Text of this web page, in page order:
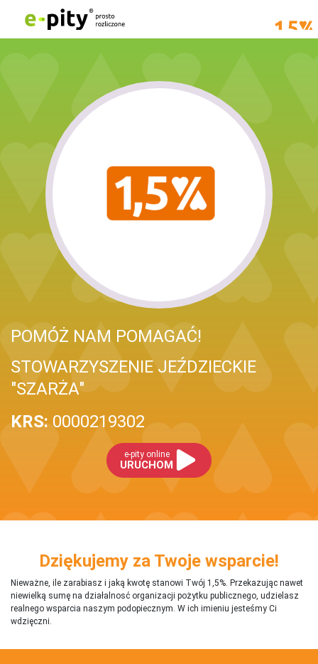
POMÓŻ NAM POMAGAĆ!
STOWARZYSZENIE JEŹDZIECKIE
"SZARŻA"
KRS: 0000219302
e-pity online
URUCHOM
Dziękujemy za Twoje wsparcie!
Nieważne, ile zarabiasz i jaką kwotę stanowi Twój 1,5%. Przekazując nawet
niewielką sumę na działalnosć organizacji pożytku publicznego, udzielasz
realnego wsparcia naszym podopiecznym. W ich imieniu jesteśmy Ci
wdzięczni.